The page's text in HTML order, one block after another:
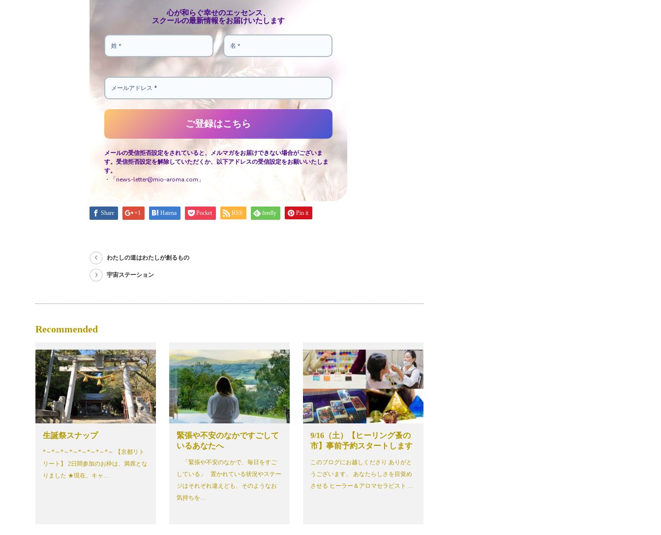
心が和らぐ幸せのエッセンス、
スクールの最新情報をお届けいたします
メールの受信拒否設定をされていると、メルマガをお届けできない場合がございま
す。受信拒否設定を解除していただくか、以下アドレスの受信設定をお願いいたしま
す。
・「news-letter@mio-aroma.com」
Share +1 Hatena Pocket RSS feedly Pin it
わたしの道はわたしが創るもの
宇宙ステーション
Recommended
生誕祭スナップ
*～*～*～*～*～*～*～*～ 【京都リト
リート】 2日間参加のお枠は、満席とな
りました ★現在、キャ…
緊張や不安のなかですごして
いるあなたへ
「緊張や不安のなかで、毎日をすご
している」 置かれている状況やステー
ジはそれぞれ違えども、そのようなお
気持ちを…
9/16（土）【ヒーリング蚤の
市】事前予約スタートします
このブログにお越しくださり ありがと
うございます。 あなたらしさを目覚め
させる ヒーラー＆アロマセラピスト …